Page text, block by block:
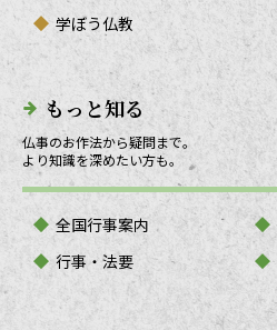
学ぼう仏教
もっと知る
仏事のお作法から疑問まで。
より知識を深めたい方も。
全国行事案内
行事・法要